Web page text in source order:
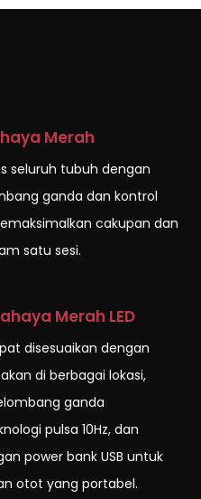
Merah
seluruh tubuh dengan
ganda dan kontrol
cakupan dan
satu sesi.
Merah LED
disesuaikan dengan
di berbagai lokasi,
ganda
pulsa 10Hz, dan
power bank USB untuk
otot yang portabel.